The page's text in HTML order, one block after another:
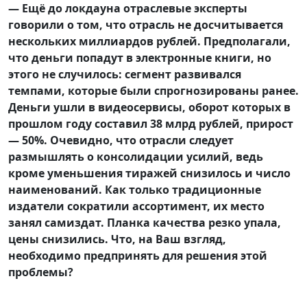
— Ещё до локдауна отраслевые эксперты
говорили о том, что отрасль не досчитывается
нескольких миллиардов рублей. Предполагали,
что деньги попадут в электронные книги, но
этого не случилось: сегмент развивался
темпами, которые были спрогнозированы ранее.
Деньги ушли в видеосервисы, оборот которых в
прошлом году составил 38 млрд рублей, прирост
— 50%. Очевидно, что отрасли следует
размышлять о консолидации усилий, ведь
кроме уменьшения тиражей снизилось и число
наименований. Как только традиционные
издатели сократили ассортимент, их место
занял самиздат. Планка качества резко упала,
цены снизились. Что, на Ваш взгляд,
необходимо предпринять для решения этой
проблемы?